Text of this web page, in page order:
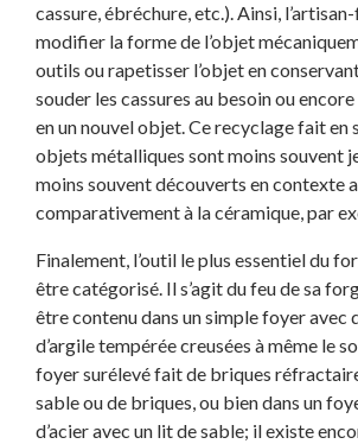
cassure, ébréchure, etc.). Ainsi,
modifier la forme de l’objet
outils ou rapetisser l’objet en
souder les cassures au besoin ou
en un nouvel objet. Ce recyclage fait en
objets métalliques sont moins souvent
moins souvent découverts en contexte
comparativement à la céramique, par
Finalement, l’outil le plus essentiel du
être catégorisé. Il s’agit du feu de sa
être contenu dans un simple foyer avec
d’argile tempérée creusées à même le
foyer surélevé fait de briques
sable ou de briques, ou bien dans un
d’acier avec un lit de sable; il existe